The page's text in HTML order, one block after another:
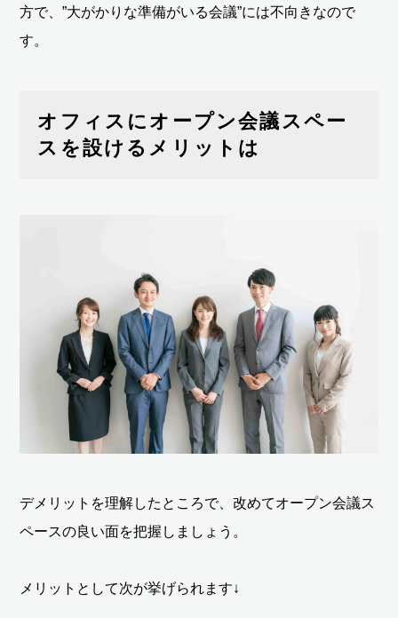
方で、”大がかりな準備がいる会議”には不向きなので
す。
オフィスにオープン会議スペー
スを設けるメリットは
デメリットを理解したところで、改めてオープン会議ス
ペースの良い面を把握しましょう。
メリットとして次が挙げられます↓